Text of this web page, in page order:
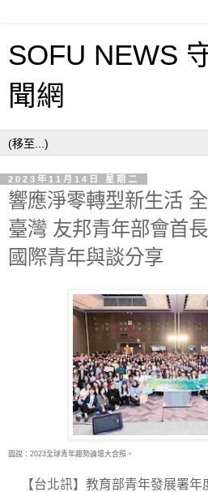
SOFU NEWS
聞網
2023年11月14日 星期二
響應淨零轉型新生活
臺灣 友邦青年部會首
國際青年與談分享
圖說：2023全球青年趨勢論壇大合照。
【台北訊】教育部青年發展署年